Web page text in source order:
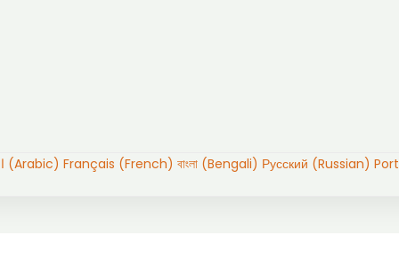
العربية (Arabic) Français (French) বাংলা (Bengali) Русский (Russian)